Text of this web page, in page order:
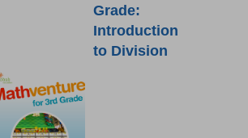
Grade:
Introduction
to Division